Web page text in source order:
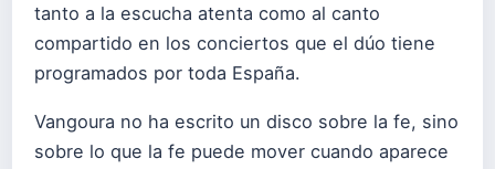
tanto a la escucha atenta como al canto
compartido en los conciertos que el dúo tiene
programados por toda España.
Vangoura no ha escrito un disco sobre la fe, sino
sobre lo que la fe puede mover cuando aparece